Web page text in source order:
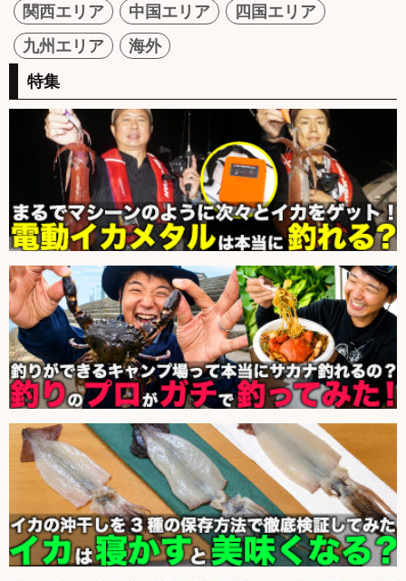
関西エリア
中国エリア
四国エリア
九州エリア
海外
特集